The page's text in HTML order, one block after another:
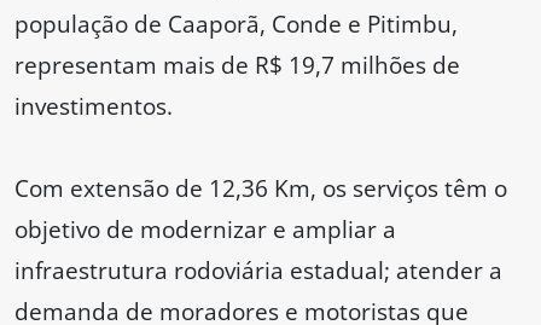
população de Caaporã, Conde e Pitimbu,
representam mais de R$ 19,7 milhões de
investimentos.
Com extensão de 12,36 Km, os serviços têm o
objetivo de modernizar e ampliar a
infraestrutura rodoviária estadual; atender a
demanda de moradores e motoristas que